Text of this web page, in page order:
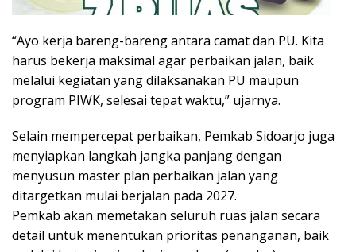
“Ayo kerja bareng-bareng antara camat dan PU. Kita
harus bekerja maksimal agar perbaikan jalan, baik
melalui kegiatan yang dilaksanakan PU maupun
program PIWK, selesai tepat waktu,” ujarnya.
Selain mempercepat perbaikan, Pemkab Sidoarjo juga
menyiapkan langkah jangka panjang dengan
menyusun master plan perbaikan jalan yang
ditargetkan mulai berjalan pada 2027.
Pemkab akan memetakan seluruh ruas jalan secara
detail untuk menentukan prioritas penanganan, baik